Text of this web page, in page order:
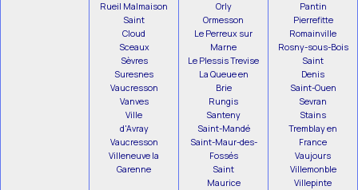
Rueil Malmaison
Saint
Cloud
Sceaux
Sèvres
Suresnes
Vaucresson
Vanves
Ville
d'Avray
Vaucresson
Villeneuve la
Garenne
Orly
Ormesson
Le Perreux sur
Marne
Le Plessis Trevise
La Queue en
Brie
Rungis
Santeny
Saint-Mandé
Saint-Maur-des-
Fossés
Saint
Maurice
Pantin
Pierrefitte
Romainville
Rosny-sous-Bois
Saint
Denis
Saint-Ouen
Sevran
Stains
Tremblay en
France
Vaujours
Villemonble
Villepinte